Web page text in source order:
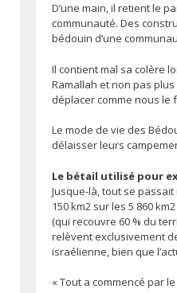
D’une main, il retient le
communauté. Des
bédouin d’une
Il contient mal sa colère
Ramallah et non pas
déplacer comme nous le
Le mode de vie des
délaisser leurs
Le bétail utilisé pour
Jusque-là, tout se
150 km2 sur les 5 860
(qui recouvre 60 % du
relèvent exclusivement
israélienne, bien que
« Tout a commencé par